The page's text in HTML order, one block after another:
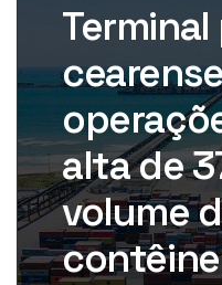
alta de
volume
crescimento de
movimentação
nos primeiros